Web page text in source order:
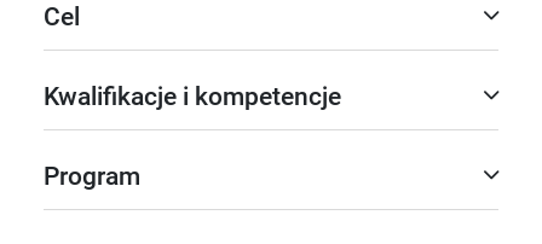
Cel
Kwalifikacje i kompetencje
Program